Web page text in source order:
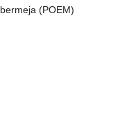
(POEM)